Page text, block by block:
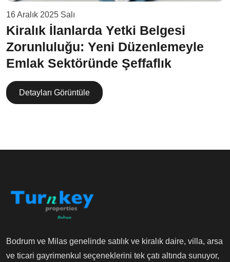
16 Aralık 2025 Salı
Kiralık İlanlarda Yetki Belgesi
Zorunluluğu: Yeni Düzenlemeyle
Emlak Sektöründe Şeffaflık
Detayları Görüntüle
Bodrum ve Milas genelinde satılık ve kiralık daire, villa, arsa
ve ticari gayrimenkul seçeneklerini tek çatı altında sunuyor,